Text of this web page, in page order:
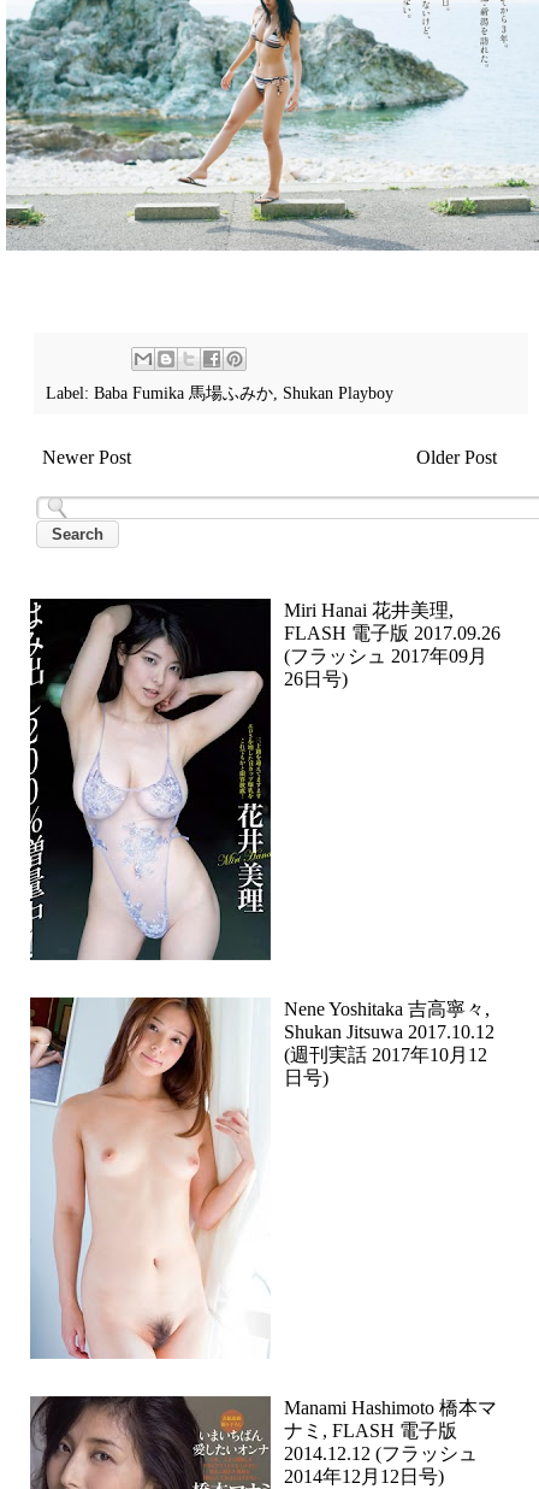
Label: Baba Fumika 馬場ふみか, Shukan Playboy
Newer Post Older Post
Miri Hanai 花井美理,
FLASH 電子版 2017.09.26
(フラッシュ 2017年09月
26日号)
Nene Yoshitaka 吉高寧々,
Shukan Jitsuwa 2017.10.12
(週刊実話 2017年10月12
日号)
Manami Hashimoto 橋本マ
ナミ, FLASH 電子版
2014.12.12 (フラッシュ
2014年12月12日号)